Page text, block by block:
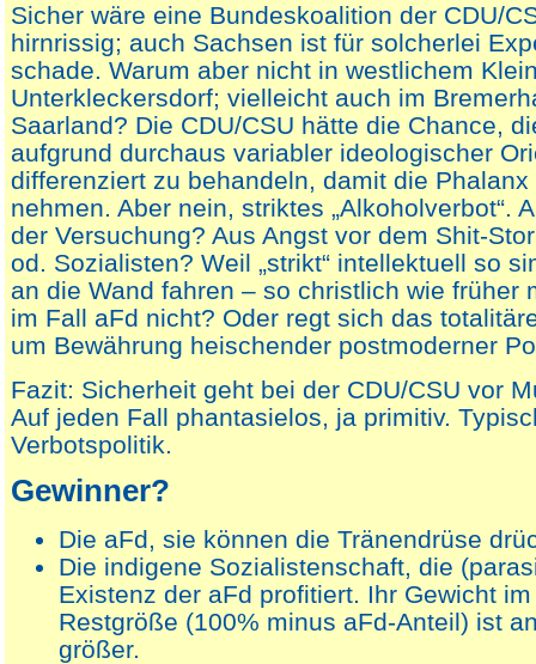
Sicher wäre eine Bundeskoalition der CDU/
hirnrissig; auch Sachsen ist für solcherlei
schade. Warum aber nicht in westlichem
Unterkleckersdorf; vielleicht auch im
Saarland? Die CDU/CSU hätte die Chance,
aufgrund durchaus variabler ideologischer
differenziert zu behandeln, damit die
nehmen. Aber nein, striktes „Alkoholverbot“.
der Versuchung? Aus Angst vor dem Shit-
od. Sozialisten? Weil „strikt“ intellektuell so
an die Wand fahren – so christlich wie früher
im Fall aFd nicht? Oder regt sich das
um Bewährung heischender postmoderner
Fazit: Sicherheit geht bei der CDU/CSU vor
Auf jeden Fall phantasielos, ja primitiv.
Verbotspolitik.
Gewinner?
Die aFd, sie können die Tränendrüse
Die indigene Sozialistenschaft, die
Existenz der aFd profitiert. Ihr Gewicht
Restgröße (100% minus aFd-Anteil) ist
größer.